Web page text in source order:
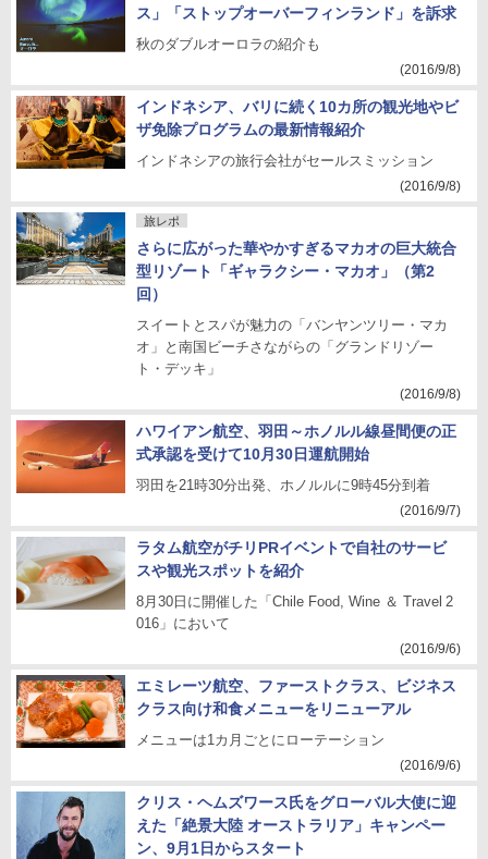
ス」「ストップオーバーフィンランド」を訴求
秋のダブルオーロラの紹介も
(2016/9/8)
インドネシア、バリに続く10カ所の観光地やビ
ザ免除プログラムの最新情報紹介
インドネシアの旅行会社がセールスミッション
(2016/9/8)
旅レポ
さらに広がった華やかすぎるマカオの巨大統合
型リゾート「ギャラクシー・マカオ」（第2
回）
スイートとスパが魅力の「バンヤンツリー・マカ
オ」と南国ビーチさながらの「グランドリゾー
ト・デッキ」
(2016/9/8)
ハワイアン航空、羽田～ホノルル線昼間便の正
式承認を受けて10月30日運航開始
羽田を21時30分出発、ホノルルに9時45分到着
(2016/9/7)
ラタム航空がチリPRイベントで自社のサービ
スや観光スポットを紹介
8月30日に開催した「Chile Food, Wine ＆ Travel 2
016」において
(2016/9/6)
エミレーツ航空、ファーストクラス、ビジネス
クラス向け和食メニューをリニューアル
メニューは1カ月ごとにローテーション
(2016/9/6)
クリス・ヘムズワース氏をグローバル大使に迎
えた「絶景大陸 オーストラリア」キャンペー
ン、9月1日からスタート